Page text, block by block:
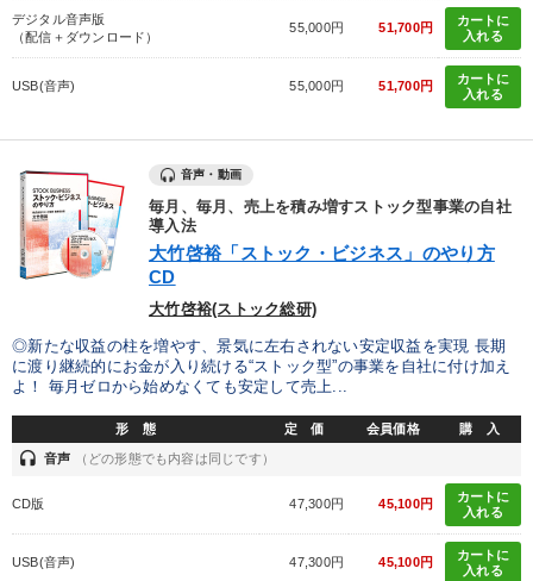
デジタル音声版
（配信＋ダウンロード）
55,000円 51,700円
カートに
入れる
USB(音声) 55,000円 51,700円
カートに
入れる
音声・動画
毎月、毎月、売上を積み増すストック型事業の自社
導入法
大竹啓裕「ストック・ビジネス」のやり方
CD
大竹啓裕(ストック総研)
◎新たな収益の柱を増やす、景気に左右されない安定収益を実現 長期
に渡り継続的にお金が入り続ける“ストック型”の事業を自社に付け加え
よ！ 毎月ゼロから始めなくても安定して売上...
形 態 定 価 会員価格 購 入
headset 音声 （どの形態でも内容は同じです）
CD版 47,300円 45,100円
カートに
入れる
USB(音声) 47,300円 45,100円
カートに
入れる